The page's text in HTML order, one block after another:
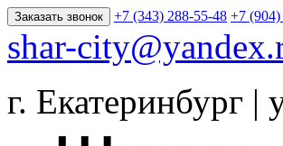
Заказать звонок +7 (343) 288-55-48 +7
shar-
г. Екатеринбург |